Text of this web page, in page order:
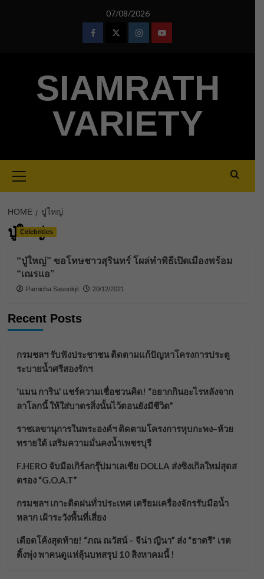
07/08/2026
FacebookTwitterInstagramYoutube
SIAMRATH
VARIETY
Menu
HOME ปู่ใหญ่
ปู่ใหญ่
Celebrities
“ปู่ใหญ่” ขอโทษชาวสุรินทร์ โผล่ทำพิธีเปิดเมืองพร้อม
“เณรแอ”
Parnicha Sasookjit 20/12/2021
Recent Posts
กรมชลฯ รับฟังประชาชน ติดตามแก้ปัญหาโครงการประตู
ระบายน้ำศรีสองรักฯ
‘แมน การิน’ แชร์ความเชื่อชวนคิด! “อยากกินอะไรหลังจาก
ลาโลกนี้ ให้ใส่บาตรสิ่งนั้นไว้ตอนยังมีชีวิต”
ราชเลขานุการในพระองค์ฯ ติดตามโครงการหุบกะพง–ห้วย
ทรายใต้ เสริมความมั่นคงน้ำเพชรบุรี
F.HERO จับมือเกิร์ลกรุ๊ปมาเลเซีย DOLLA ส่งซิงเกิลใหม่สุดส
ตรอง “G.O.A.T”
กรมชลฯ เกาะติดฝนทั่วประเทศ เตรียมเครื่องจักรรับมือน้ำ
หลาก เฝ้าระวังพื้นที่เสี่ยง
เดือดโค้งสุดท้าย! “ภณ ณวัสน์ – จีน่า ญีนา” ส่ง “ธาตรี” เรต
ติ้งพุ่ง พาคนดูแห่ลุ้นบทสรุป 10 สิงหาคมนี้ !